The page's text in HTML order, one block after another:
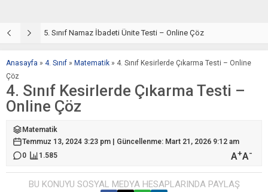
5. Sınıf Namaz İbadeti Ünite Testi – Online Çöz
Anasayfa » 4. Sınıf » Matematik » 4. Sınıf Kesirlerde Çıkarma Testi – Online
Çöz
4. Sınıf Kesirlerde Çıkarma Testi –
Online Çöz
Matematik
Temmuz 13, 2024 3:23 pm | Güncellenme: Mart 21, 2026 9:12 am
0
1.585 A+A-
BU KONUYU SOSYAL MEDYA HESAPLARINDA PAYLAŞ